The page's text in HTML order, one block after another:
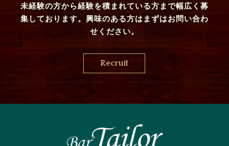
未経験の方から経験を積まれている方まで幅広く募
集しております。興味のある方はまずはお問い合わ
せください。
Recruit